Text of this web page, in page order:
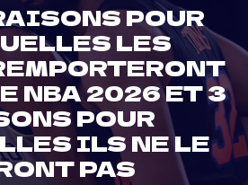
POUR
LES
NBA 2026 ET 3
POUR
ILS NE LE
PAS